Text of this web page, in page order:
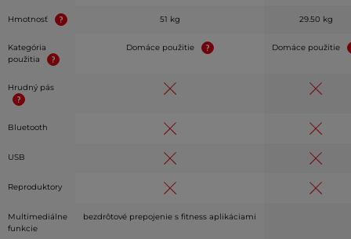
Hmotnosť 51 kg 29.50 kg
Kategória
použitia
Domáce použitie Domáce použitie
Hrudný pás
Bluetooth
USB
Reproduktory
Multimediálne
funkcie
bezdrôtové prepojenie s fitness aplikáciami